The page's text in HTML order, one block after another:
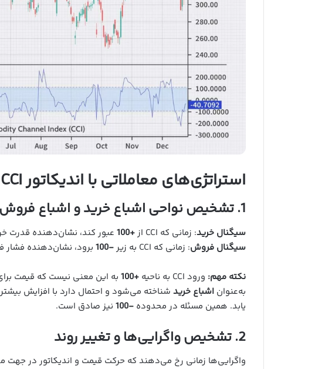
استراتژی‌های معاملاتی با اندیکاتور CCI
1. تشخیص نواحی اشباع خرید و اشباع فروش
سیگنال خرید: زمانی که CCI از +100
عبور کند، نشان‌دهنده قدرت
سیگنال فروش: زمانی که CCI به زیر -100 برود، نشان‌دهنده
نکته مهم: ورود CCI به ناحیه +100
به این معنی نیست که قیمت
به‌عنوان اشباع خرید شناخته می‌شود و احتمال دارد با افزایش
یابد. همین مسئله در محدوده -100 نیز صادق است.
2. تشخیص واگرایی‌ها و تغییر روند
واگرایی‌ها زمانی رخ می‌دهند که حرکت قیمت و اندیکاتور در جهت